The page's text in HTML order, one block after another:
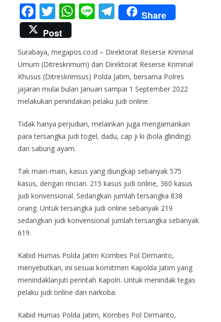
F
ac
e
b
o
o
k
T
w
itt
er
W
s
A
p
p
Li T
el
gr
a
m
Share
Post
Surabaya, megapos.co.id – Direktorat Reserse Kriminal
Umum (Ditreskrimum) dan Direktorat Reserse Kriminal
Khusus (Ditreskrimsus) Polda Jatim, bersama Polres
jajaran mulai bulan Januari sampai 1 September 2022
melakukan penindakan pelaku judi online.
Tidak hanya perjudian, melainkan juga mengamankan
para tersangka judi togel, dadu, cap ji ki (bola glinding)
dan sabung ayam.
Tak main-main, kasus yang diungkap sebanyak 575
kasus, dengan rincian. 215 kasus judi online, 360 kasus
judi konvensional. Sedangkan jumlah tersangka 838
orang. Untuk tersangka judi online sebanyak 219
sedangkan judi konvensional jumlah tersangka sebanyak
619.
Kabid Humas Polda Jatim Kombes Pol Dirmanto,
menyebutkan, ini sesuai komitmen Kapolda Jatim yang
menindaklanjuti perintah Kapolri. Untuk menindak tegas
pelaku judi online dan narkoba.
Kabid Humas Polda Jatim, Kombes Pol Dirmanto,